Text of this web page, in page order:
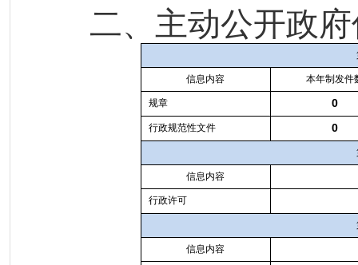
二、主动公开政府
信息内容 本年制发件
规章 0
行政规范性文件 0
信息内容
行政许可
信息内容